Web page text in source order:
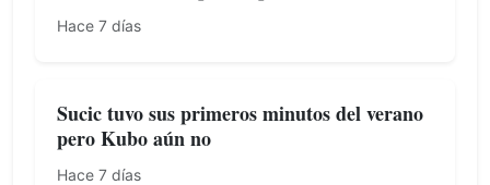
Hace 7 días
Sucic tuvo sus primeros minutos del verano
pero Kubo aún no
Hace 7 días